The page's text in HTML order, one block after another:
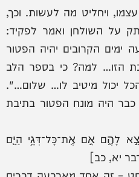
עצמו, ויחליט מה לעשות. וכך,
על השולחן ואמר לפקיד:
ימים הקרובים יהיה הפטור
הזו… למה? כי בספר הלב
יכול מיטיב לו… שלום…".
היה מונח הפטור בתיבת
לָהֶ֑ם אִ֣ם אֶֽת־כָּל־דְּגֵ֥י הַיָּ֛ם
יא, כב]